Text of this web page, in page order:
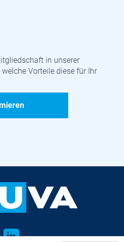
in unserer
Vorteile diese für Ihr